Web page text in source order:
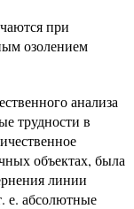
при
озолением
анализа
трудности в
объектах, была
линии
е. абсолютные